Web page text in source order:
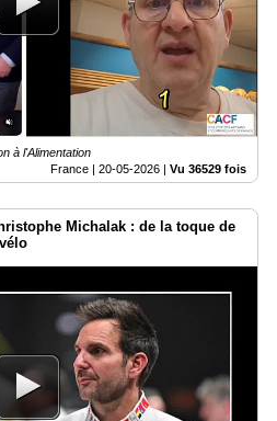
à l'Alimentation
France | 20-05-2026 | Vu 36529 fois
Michalak : de la toque de